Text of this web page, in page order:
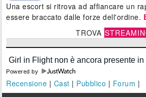
Una escort si ritrova ad affiancare un
essere braccato dalle forze dell'ordine.
TROVA
Powered by
Recensione | Cast | Pubblico | Forum |